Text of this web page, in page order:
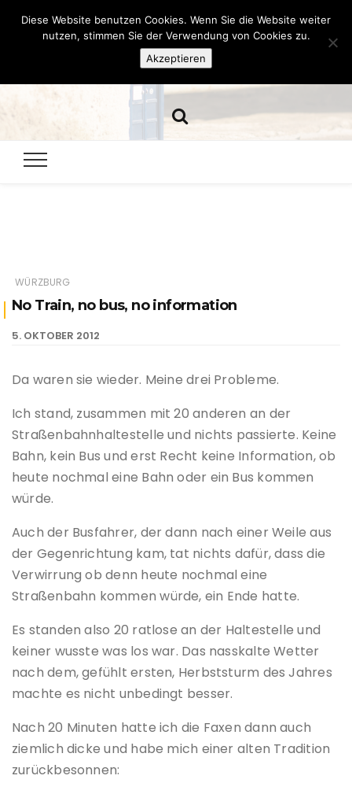
Hazamelistan
WÜRZBURG
No Train, no bus, no information
5. OKTOBER 2012
Da waren sie wieder. Meine drei Probleme.
Ich stand, zusammen mit 20 anderen an der
Straßenbahnhaltestelle und nichts passierte. Keine
Bahn, kein Bus und erst Recht keine Information, ob
heute nochmal eine Bahn oder ein Bus kommen
würde.
Auch der Busfahrer, der dann nach einer Weile aus
der Gegenrichtung kam, tat nichts dafür, dass die
Verwirrung ob denn heute nochmal eine
Straßenbahn kommen würde, ein Ende hatte.
Es standen also 20 ratlose an der Haltestelle und
keiner wusste was los war. Das nasskalte Wetter
nach dem, gefühlt ersten, Herbststurm des Jahres
machte es nicht unbedingt besser.
Nach 20 Minuten hatte ich die Faxen dann auch
ziemlich dicke und habe mich einer alten Tradition
zurückbesonnen:
Diese Website benutzen Cookies. Wenn Sie die Website weiter
nutzen, stimmen Sie der Verwendung von Cookies zu.
Akzeptieren